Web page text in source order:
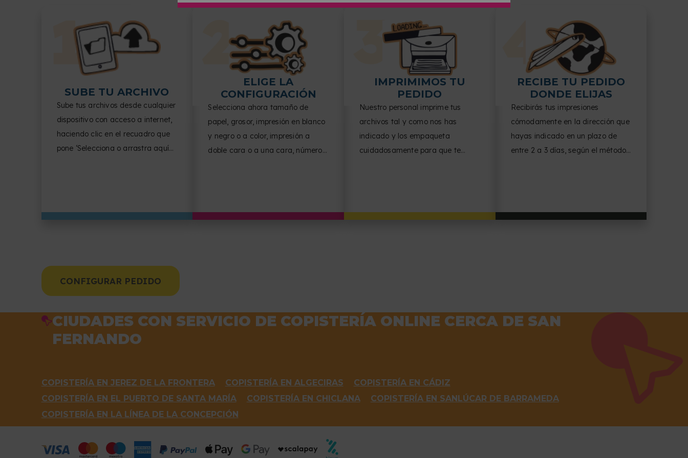
SUBE TU ARCHIVO
Sube tus archivos desde cualquier
dispositivo con acceso a internet,
haciendo clic en el recuadro que
pone ‘Selecciona o arrastra aquí
ELIGE LA
CONFIGURACIÓN
Selecciona ahora tamaño de
papel, grosor, impresión en blanco
y negro o a color, impresión a
doble cara o a una cara, número
IMPRIMIMOS TU
PEDIDO
Nuestro personal imprime tus
archivos tal y como nos has
indicado y los empaqueta
cuidadosamente para que te
RECIBE TU PEDIDO
DONDE ELIJAS
Recibirás tus impresiones
cómodamente en la dirección que
hayas indicado en un plazo de
entre 2 a 3 días, según el método
CONFIGURAR PEDIDO
CIUDADES CON SERVICIO DE COPISTERÍA ONLINE CERCA DE SAN
FERNANDO
COPISTERÍA EN JEREZ DE LA FRONTERA COPISTERÍA EN ALGECIRAS
COPISTERÍA EN CÁDIZ
COPISTERÍA EN EL PUERTO DE SANTA MARÍA
COPISTERÍA EN CHICLANA
COPISTERÍA EN SANLÚCAR DE BARRAMEDA
COPISTERÍA EN LA LÍNEA DE LA CONCEPCIÓN